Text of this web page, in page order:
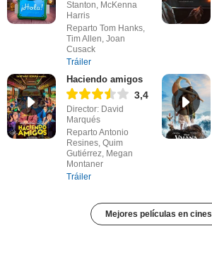
Stanton, McKenna
Harris
Reparto Tom Hanks,
Tim Allen, Joan
Cusack
Tráiler
Haciendo amigos
3,4
Director: David
Marqués
Reparto Antonio
Resines, Quim
Gutiérrez, Megan
Montaner
Tráiler
Mejores películas en cines